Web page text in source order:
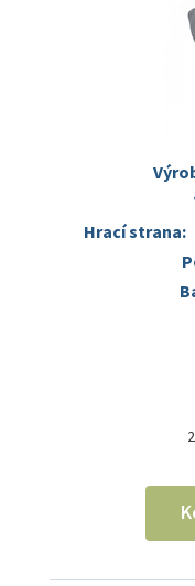
Hrací strana: